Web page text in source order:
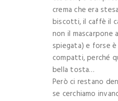
crema che era
biscotti, il caffè il
non il mascarpone
spiegata) e forse
compatti, perché
bella tosta…
Però ci restano
se cerchiamo